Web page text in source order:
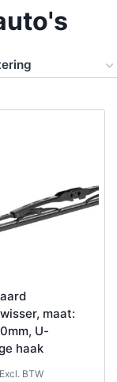
maat:
U-
haak
Excl. BTW